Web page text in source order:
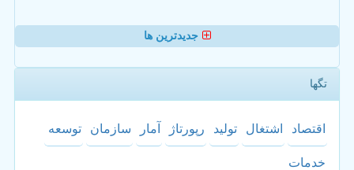
جدیدترین ها
تگها
اقتصاد اشتغال تولید رپورتاژ آمار سازمان توسعه
خدمات